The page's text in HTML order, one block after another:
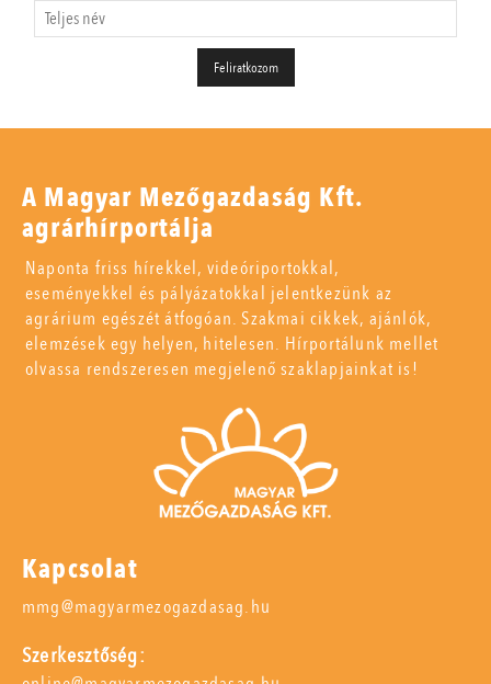
A Magyar Mezőgazdaság Kft.
agrárhírportálja
Naponta friss hírekkel, videóriportokkal,
eseményekkel és pályázatokkal jelentkezünk az
agrárium egészét átfogóan. Szakmai cikkek, ajánlók,
elemzések egy helyen, hitelesen. Hírportálunk mellet
olvassa rendszeresen megjelenő szaklapjainkat is!
Kapcsolat
mmg@magyarmezogazdasag.hu
Szerkesztőség: